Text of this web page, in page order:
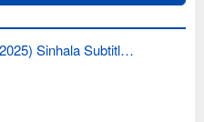
Sinhala Subtitl…